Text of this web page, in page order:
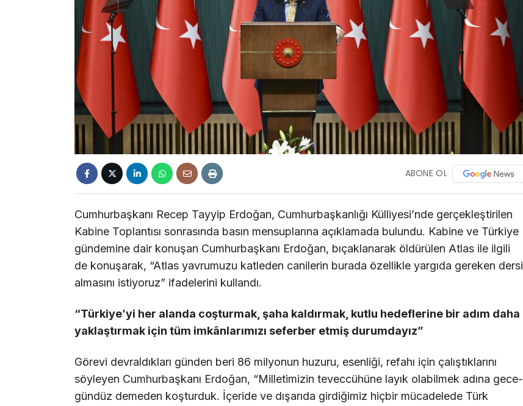
ABONE OL
Cumhurbaşkanı Recep Tayyip Erdoğan, Cumhurbaşkanlığı Külliyesi’nde gerçekleştirilen
Kabine Toplantısı sonrasında basın mensuplarına açıklamada bulundu. Kabine ve Türkiye
gündemine dair konuşan Cumhurbaşkanı Erdoğan, bıçaklanarak öldürülen Atlas ile ilgili
de konuşarak, “Atlas yavrumuzu katleden canilerin burada özellikle yargıda gereken dersi
almasını istiyoruz” ifadelerini kullandı.
“Türkiye’yi her alanda coşturmak, şaha kaldırmak, kutlu hedeflerine bir adım daha
yaklaştırmak için tüm imkânlarımızı seferber etmiş durumdayız”
Görevi devraldıkları günden beri 86 milyonun huzuru, esenliği, refahı için çalıştıklarını
söyleyen Cumhurbaşkanı Erdoğan, “Milletimizin teveccühüne layık olabilmek adına gece-
gündüz demeden koşturduk. İçeride ve dışarıda girdiğimiz hiçbir mücadelede Türk